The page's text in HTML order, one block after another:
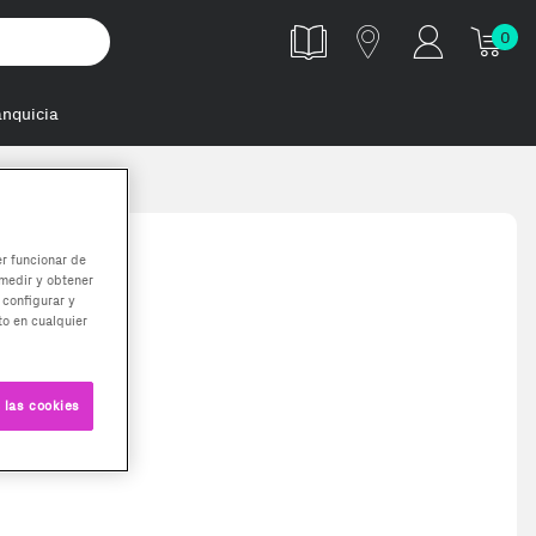
0
funcionar de
y obtener
y
en cualquier
cookies